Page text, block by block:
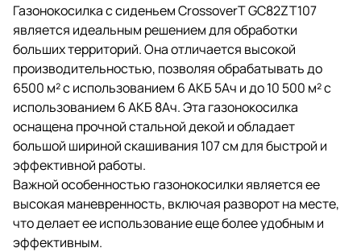
Газонокосилка с сиденьем CrossoverT GC82ZT107
является идеальным решением для обработки
больших территорий. Она отличается высокой
производительностью, позволяя обрабатывать до
6500 м² с использованием 6 АКБ 5Ач и до 10 500 м² с
использованием 6 АКБ 8Ач. Эта газонокосилка
оснащена прочной стальной декой и обладает
большой шириной скашивания 107 см для быстрой и
эффективной работы.
Важной особенностью газонокосилки является ее
высокая маневренность, включая разворот на месте,
что делает ее использование еще более удобным и
эффективным.